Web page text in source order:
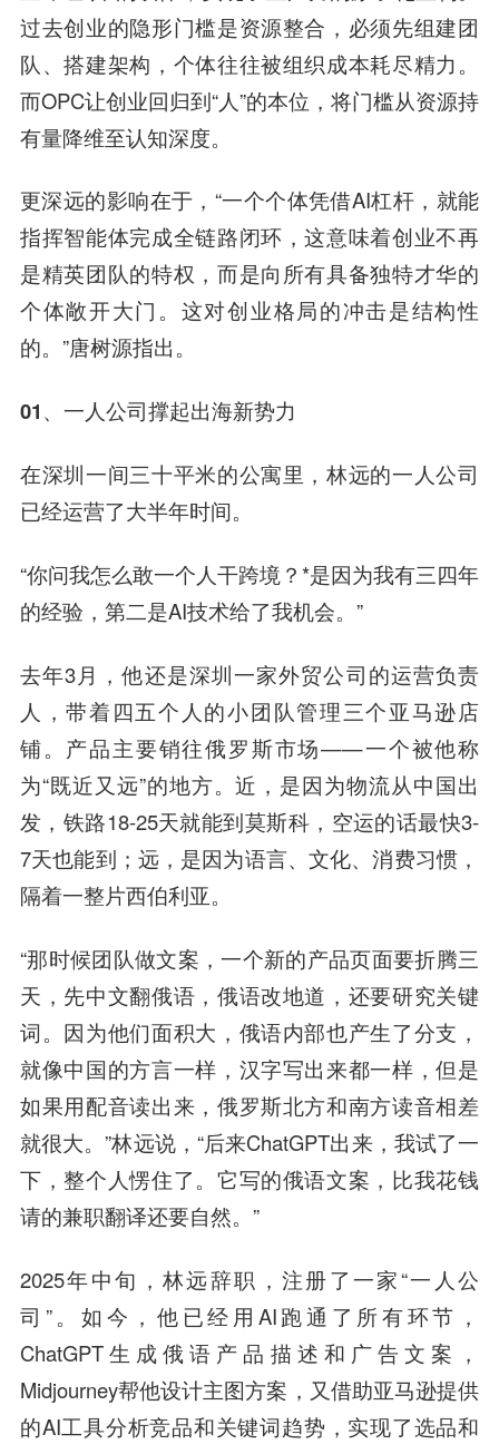
过去创业的隐形门槛是资源整合，必须先组建团
队、搭建架构，个体往往被组织成本耗尽精力。
而OPC让创业回归到“人”的本位，将门槛从资源持
有量降维至认知深度。
更深远的影响在于，“一个个体凭借AI杠杆，就能
指挥智能体完成全链路闭环，这意味着创业不再
是精英团队的特权，而是向所有具备独特才华的
个体敞开大门。这对创业格局的冲击是结构性
的。”唐树源指出。
01、一人公司撑起出海新势力
在深圳一间三十平米的公寓里，林远的一人公司
已经运营了大半年时间。
“你问我怎么敢一个人干跨境？*是因为我有三四年
的经验，第二是AI技术给了我机会。”
去年3月，他还是深圳一家外贸公司的运营负责
人，带着四五个人的小团队管理三个亚马逊店
铺。产品主要销往俄罗斯市场——一个被他称
为“既近又远”的地方。近，是因为物流从中国出
发，铁路18-25天就能到莫斯科，空运的话最快3-
7天也能到；远，是因为语言、文化、消费习惯，
隔着一整片西伯利亚。
“那时候团队做文案，一个新的产品页面要折腾三
天，先中文翻俄语，俄语改地道，还要研究关键
词。因为他们面积大，俄语内部也产生了分支，
就像中国的方言一样，汉字写出来都一样，但是
如果用配音读出来，俄罗斯北方和南方读音相差
就很大。”林远说，“后来ChatGPT出来，我试了一
下，整个人愣住了。它写的俄语文案，比我花钱
请的兼职翻译还要自然。”
2025年中旬，林远辞职，注册了一家“一人公
司”。如今，他已经用AI跑通了所有环节，
ChatGPT生成俄语产品描述和广告文案，
Midjourney帮他设计主图方案，又借助亚马逊提供
的AI工具分析竞品和关键词趋势，实现了选品和